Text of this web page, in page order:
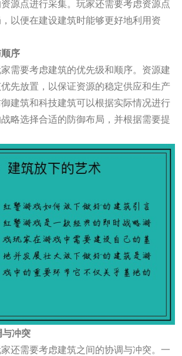
源点进行采集。玩家还需要考虑资源点
以便在建设建筑时能够更好地利用资
序
需要考虑建筑的优先级和顺序。资源建
先放置，以保证资源的稳定供应和生产
建筑和科技建筑可以根据实际情况进行
略选择合适的防御布局，并根据需要提
冲突
还需要考虑建筑之间的协调与冲突。一